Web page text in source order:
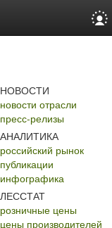
НОВОСТИ
новости отрасли
пресс-релизы
АНАЛИТИКА
российский рынок
публикации
инфографика
ЛЕССТАТ
розничные цены
цены производителей